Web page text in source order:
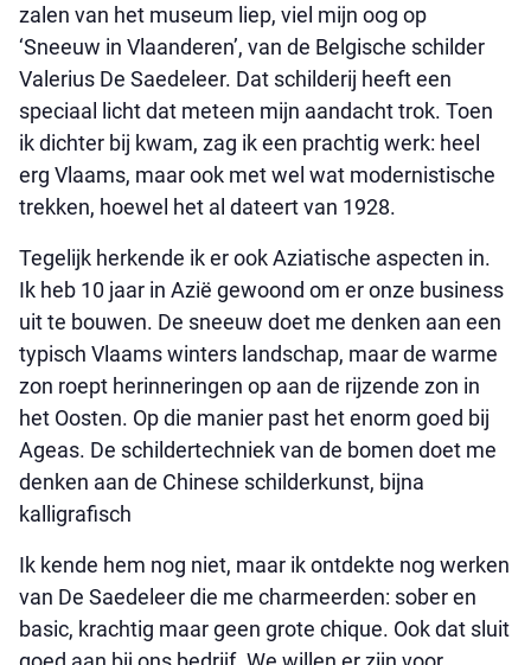
zalen van het museum liep, viel mijn oog op
‘Sneeuw in Vlaanderen’, van de Belgische schilder
Valerius De Saedeleer. Dat schilderij heeft een
speciaal licht dat meteen mijn aandacht trok. Toen
ik dichter bij kwam, zag ik een prachtig werk: heel
erg Vlaams, maar ook met wel wat modernistische
trekken, hoewel het al dateert van 1928.
Tegelijk herkende ik er ook Aziatische aspecten in.
Ik heb 10 jaar in Azië gewoond om er onze business
uit te bouwen. De sneeuw doet me denken aan een
typisch Vlaams winters landschap, maar de warme
zon roept herinneringen op aan de rijzende zon in
het Oosten. Op die manier past het enorm goed bij
Ageas. De schildertechniek van de bomen doet me
denken aan de Chinese schilderkunst, bijna
kalligrafisch
Ik kende hem nog niet, maar ik ontdekte nog werken
van De Saedeleer die me charmeerden: sober en
basic, krachtig maar geen grote chique. Ook dat sluit